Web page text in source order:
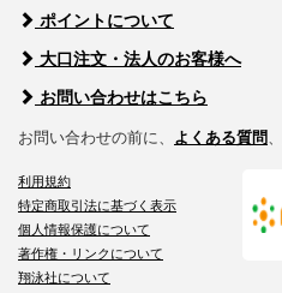
ポイントについて
大口注文・法人のお客様へ
お問い合わせはこちら
お問い合わせの前に、 よくある質問、
利用規約
特定商取引法に基づく表示
個人情報保護について
著作権・リンクについて
翔泳社について